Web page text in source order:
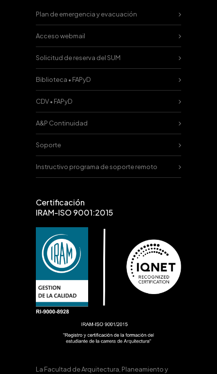
Plan de emergencia y evacuación
Acceso webmail
Solicitud de reserva del SUM
Biblioteca • FAPyD
CDV • FAPyD
A&P Continuidad
Soporte
Instructivo programa de soporte remoto
Certificación
IRAM-ISO 9001:2015
La Facultad de Arquitectura, Planeamiento y